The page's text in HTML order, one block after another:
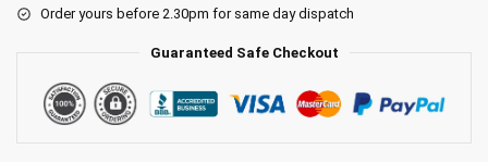
Order yours before 2.30pm for same day dispatch
Guaranteed Safe Checkout